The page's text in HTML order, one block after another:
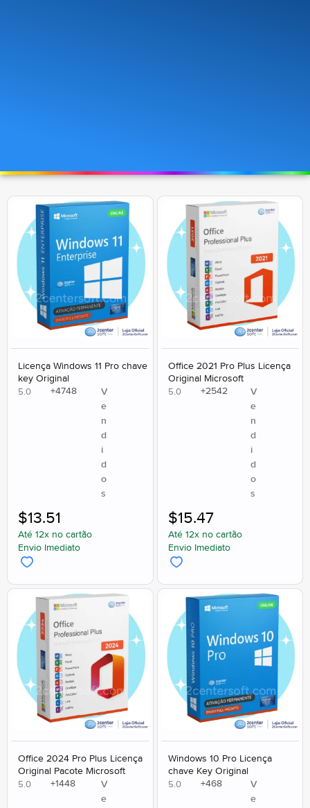
Licença Windows 11 Pro chave
key Original
5.0 +4748
V
e
n
d
i
d
o
s
Até 12x no cartão
Envio Imediato
$13.51
Office 2021 Pro Plus Licença
Original Microsoft
5.0 +2542
V
e
n
d
i
d
o
s
Até 12x no cartão
Envio Imediato
$15.47
Office 2024 Pro Plus Licença
Original Pacote Microsoft
5.0 +1448
V
e
Windows 10 Pro Licença
chave Key Original
5.0 +468
V
e